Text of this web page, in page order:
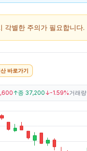
각별한 주의가 필요합니다.
바로가기
↑종 37,200↓-1.59%거래량